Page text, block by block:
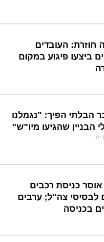
חוזרת: העובדים
ביצעו פיגוע במקום
הבלתי הפיך: "נגמלנו
הבניין שהגיעו מיו"ש"
כניסת רכבים
לבסיסי צה"ל; ערבים
בכניסה